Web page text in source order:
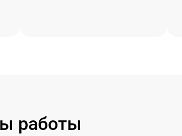
работы